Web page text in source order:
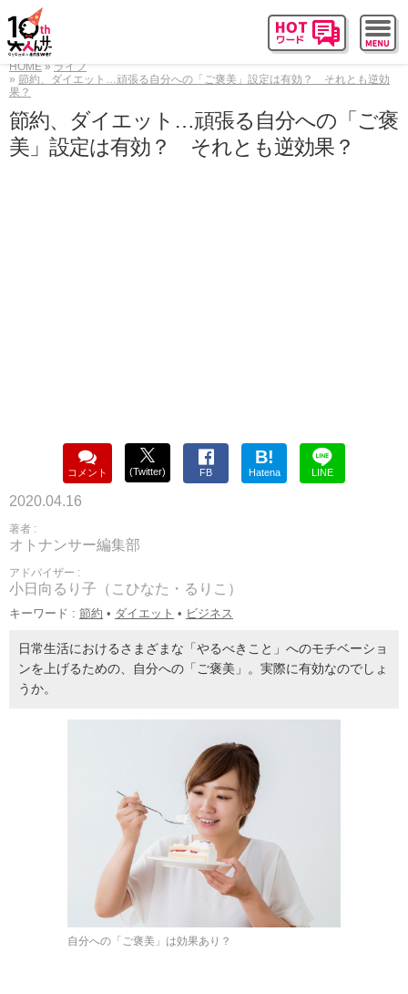
HOME
ライフ
節約、ダイエット…頑張る自分への「ご褒美」設定は有効？ それとも逆効
果？
節約、ダイエット…頑張る自分への「ご褒
美」設定は有効？ それとも逆効果？
コメント (Twitter) FB
B!
Hatena LINE
2020.04.16
著者 :
オトナンサー編集部
アドバイザー :
小日向るり子（こひなた・るりこ）
キーワード : 節約 • ダイエット • ビジネス
日常生活におけるさまざまな「やるべきこと」へのモチベーショ
ンを上げるための、自分への「ご褒美」。実際に有効なのでしょ
うか。
自分への「ご褒美」は効果あり？